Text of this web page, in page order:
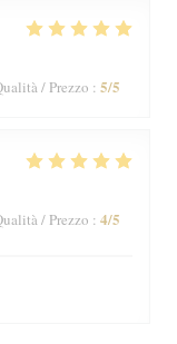
/ Prezzo : 5/5
/ Prezzo : 4/5